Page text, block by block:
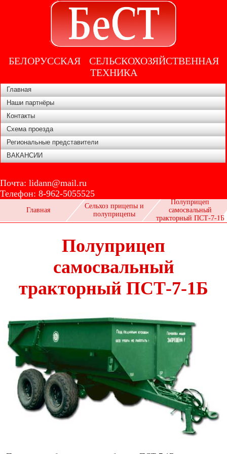
БЕЛОРУССКАЯ СЕЛЬСКОХОЗЯЙСТВЕННАЯ
ТЕХНИКА
Главная
Наши партнёры
Контакты
Схема проезда
Региональные представители
ВАКАНСИИ
Почта: lidann@mail.ru
Телефон: 8-962-5055525
Главная
Сельхоз прицепы и
полуприцепы
Полуприцеп
самосвальный
тракторный ПСТ-7-1Б
Полуприцеп
самосвальный
тракторный ПСТ-7-1Б